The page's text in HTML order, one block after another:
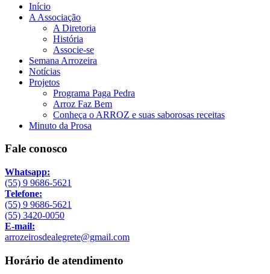
Início
A Associação
A Diretoria
História
Associe-se
Semana Arrozeira
Notícias
Projetos
Programa Paga Pedra
Arroz Faz Bem
Conheça o ARROZ e suas saborosas receitas
Minuto da Prosa
Fale conosco
Whatsapp:
(55) 9 9686-5621
Telefone:
(55) 9 9686-5621
(55) 3420-0050
E-mail:
arrozeirosdealegrete@gmail.com
Horário de atendimento